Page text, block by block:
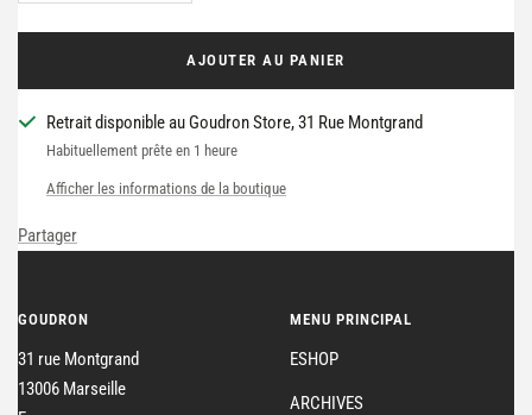
AJOUTER AU PANIER
Retrait disponible au Goudron Store, 31 Rue Montgrand
Habituellement prête en 1 heure
Afficher les informations de la boutique
Partager
GOUDRON
31 rue Montgrand
13006 Marseille
MENU PRINCIPAL
ESHOP
ARCHIVES